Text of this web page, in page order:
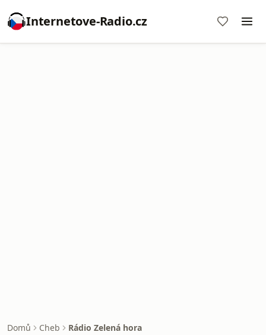
Internetove-Radio.cz
Domů Cheb Rádio Zelená hora